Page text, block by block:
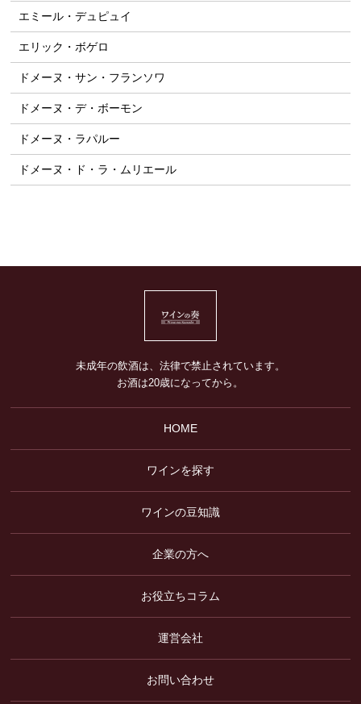
エミール・デュピュイ
エリック・ボゲロ
ドメーヌ・サン・フランソワ
ドメーヌ・デ・ボーモン
ドメーヌ・ラパルー
ドメーヌ・ド・ラ・ムリエール
未成年の飲酒は、法律で禁止されています。
お酒は20歳になってから。
HOME
ワインを探す
ワインの豆知識
企業の方へ
お役立ちコラム
運営会社
お問い合わせ